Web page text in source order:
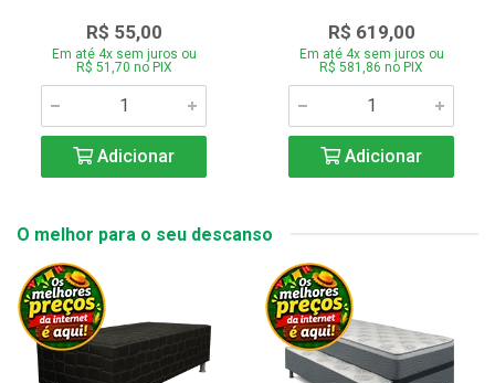
R$ 55,00
Em até 4x sem juros ou
R$ 51,70 no PIX
Adicionar
R$ 619,00
Em até 4x sem juros ou
R$ 581,86 no PIX
Adicionar
O melhor para o seu descanso